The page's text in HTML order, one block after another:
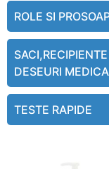
ROLE SI
DESEURI
TESTE RAPIDE